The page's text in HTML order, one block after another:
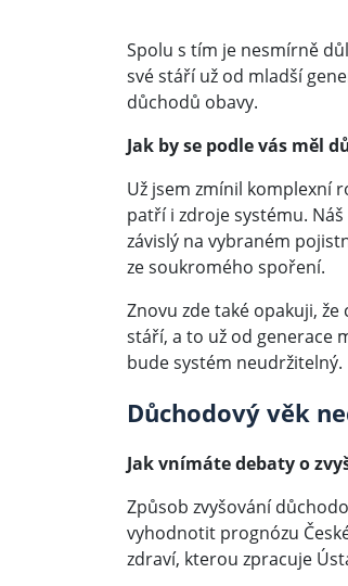
Spolu s tím je nesmírně
své stáří už od mladší
důchodů obavy.
Jak by se podle vás měl
Už jsem zmínil komplexní
patří i zdroje systému.
závislý na vybraném
ze soukromého spoření.
Znovu zde také opakuji,
stáří, a to už od generace
bude systém neudržitelný.
Důchodový věk
Jak vnímáte debaty o
Způsob zvyšování
vyhodnotit prognózu
zdraví, kterou zpracuje